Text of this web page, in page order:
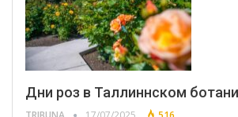
Дни роз в Таллиннском